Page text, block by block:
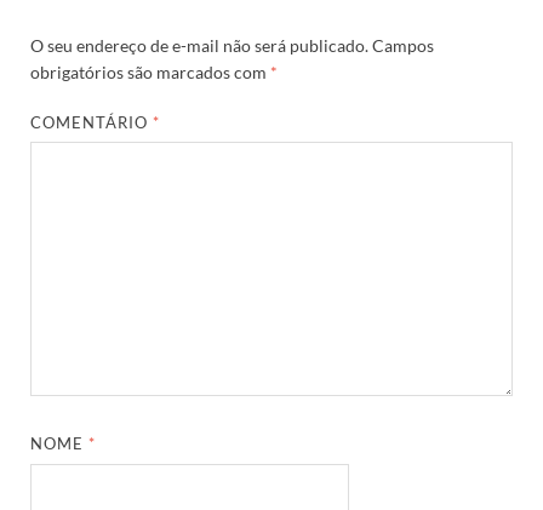
O seu endereço de e-mail não será publicado.Campos
obrigatórios são marcados com *
COMENTÁRIO *
NOME *